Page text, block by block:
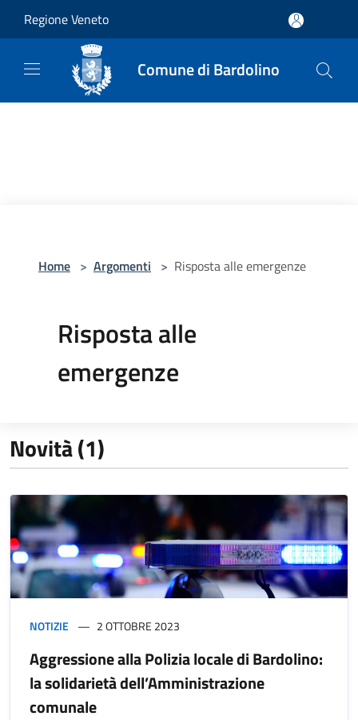
Regione Veneto
Comune di Bardolino
Home > Argomenti > Risposta alle emergenze
Risposta alle
emergenze
Novità (1)
NOTIZIE 2 OTTOBRE 2023
Aggressione alla Polizia locale di Bardolino:
la solidarietà dell’Amministrazione
comunale